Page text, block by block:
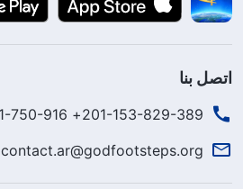
اتصل بنا
201-153-829-389+ 213-551-750-916+
contact.ar@godfootsteps.org